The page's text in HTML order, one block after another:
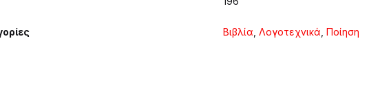
Βιβλία Λογοτεχνικά Ποίηση